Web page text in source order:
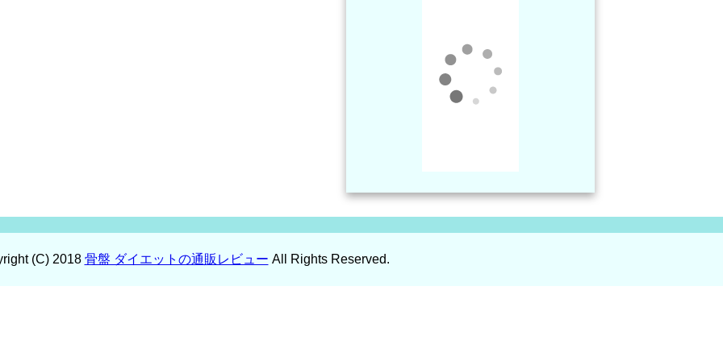
(C) 2018 骨盤 ダイエットの通販レビュー All Rights Reserved.